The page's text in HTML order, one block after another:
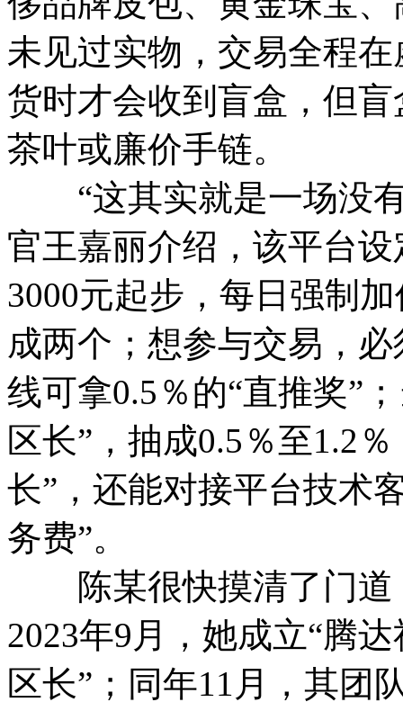
未见过实物，交易全程
货时才会收到盲盒，但
茶叶或廉价手链。
“这其实就是一场没有
官王嘉丽介绍，该平台
3000元起步，每日强制
成两个；想参与交易，
线可拿0.5％的“直推奖”
区长”，抽成0.5％至1.2
长”，还能对接平台技术
务费”。
陈某很快摸清了门道
2023年9月，她成立“腾
区长”；同年11月，其团